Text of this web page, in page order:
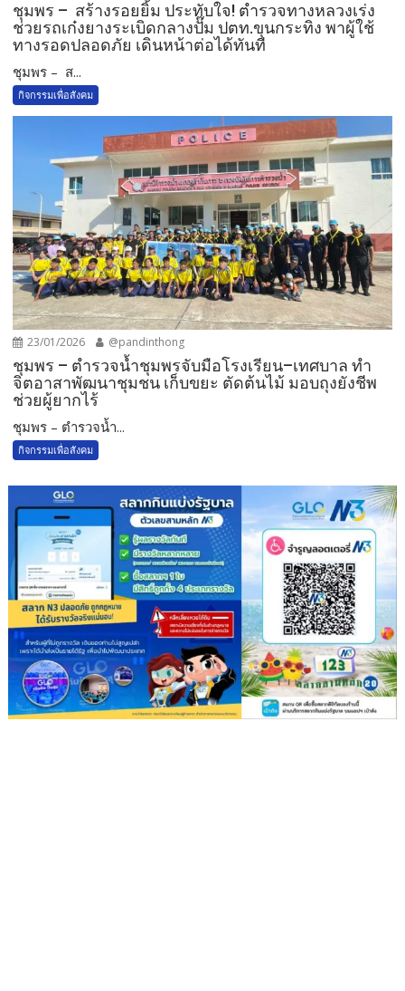
ชุมพร – สร้างรอยยิ้ม ประทับใจ! ตำรวจทางหลวงเร่ง
ช่วยรถเก๋งยางระเบิดกลางปั๊ม ปตท.ขุนกระทิง พาผู้ใช้
ทางรอดปลอดภัย เดินหน้าต่อได้ทันที
ชุมพร – ส...
กิจกรรมเพื่อสังคม
23/01/2026 @pandinthong
ชุมพร – ตำรวจน้ำชุมพรจับมือโรงเรียน–เทศบาล ทำ
จิตอาสาพัฒนาชุมชน เก็บขยะ ตัดต้นไม้ มอบถุงยังชีพ
ช่วยผู้ยากไร้
ชุมพร – ตำรวจน้ำ...
กิจกรรมเพื่อสังคม